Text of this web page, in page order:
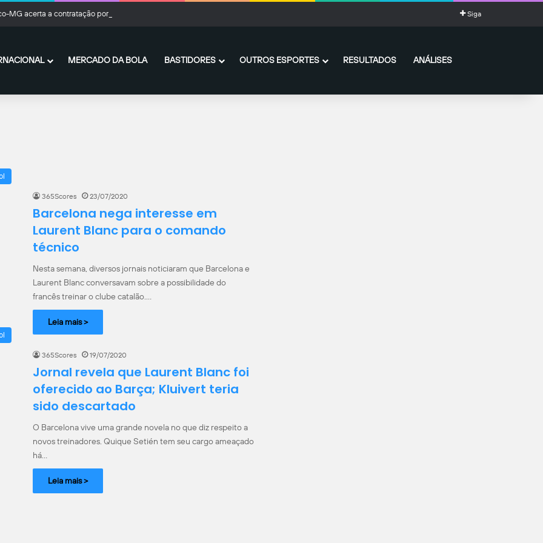
MG acerta a contratação por empréstimo de Kevin Castaño, do River Plate Siga
MERCADO DA BOLA BASTIDORES OUTROS ESPORTES RESULTADOS ANÁLISES
365Scores 23/07/2020
Barcelona nega interesse em
Laurent Blanc para o comando
técnico
Nesta semana, diversos jornais noticiaram que Barcelona e
Laurent Blanc conversavam sobre a possibilidade do
francês treinar o clube catalão.…
Leia mais >
365Scores 19/07/2020
Jornal revela que Laurent Blanc foi
oferecido ao Barça; Kluivert teria
sido descartado
O Barcelona vive uma grande novela no que diz respeito a
novos treinadores. Quique Setién tem seu cargo ameaçado
há…
Leia mais >